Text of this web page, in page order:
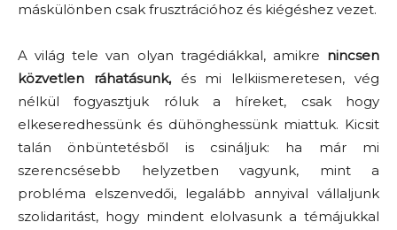
máskülönben csak frusztrációhoz és kiégéshez vezet.
A világ tele van olyan tragédiákkal, amikre nincsen
közvetlen ráhatásunk,és mi lelkiismeretesen, vég
nélkül fogyasztjuk róluk a híreket, csak hogy
elkeseredhessünk és dühönghessünk miattuk. Kicsit
talán önbüntetésből is csináljuk: ha már mi
szerencsésebb helyzetben vagyunk, mint a
probléma elszenvedői, legalább annyival vállaljunk
szolidaritást, hogy mindent elolvasunk a témájukkal